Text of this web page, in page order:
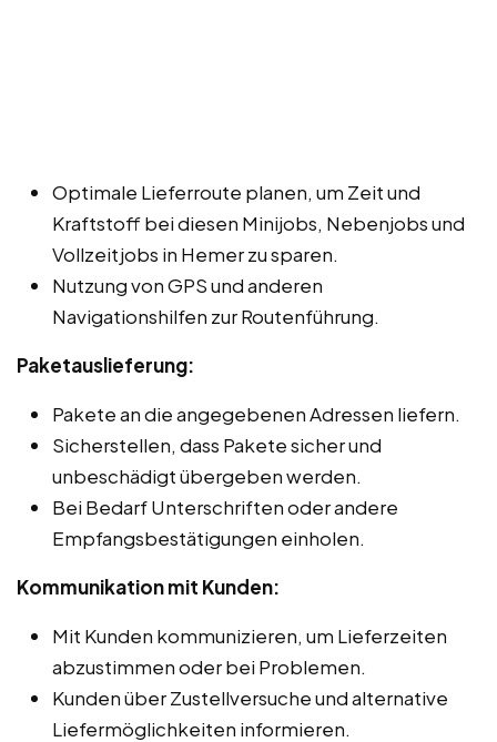
Optimale Lieferroute planen, um Zeit und
Kraftstoff bei diesen Minijobs, Nebenjobs und
Vollzeitjobs in Hemer zu sparen.
Nutzung von GPS und anderen
Navigationshilfen zur Routenführung.
Paketauslieferung:
Pakete an die angegebenen Adressen liefern.
Sicherstellen, dass Pakete sicher und
unbeschädigt übergeben werden.
Bei Bedarf Unterschriften oder andere
Empfangsbestätigungen einholen.
Kommunikation mit Kunden:
Mit Kunden kommunizieren, um Lieferzeiten
abzustimmen oder bei Problemen.
Kunden über Zustellversuche und alternative
Liefermöglichkeiten informieren.